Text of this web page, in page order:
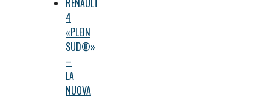
RENAULT
4
«PLEIN
SUD®»
–
LA
NUOVA